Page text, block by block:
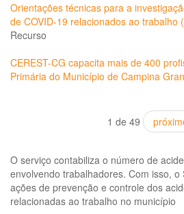
Orientações técnicas para a
de COVID-19 relacionados ao trabalho
Recurso
CEREST-CG capacita mais de 400
Primária do Município de Campina
1 de 49
O serviço contabiliza o número de
envolvendo trabalhadores. Com isso,
ações de prevenção e controle dos
relacionadas ao trabalho no município